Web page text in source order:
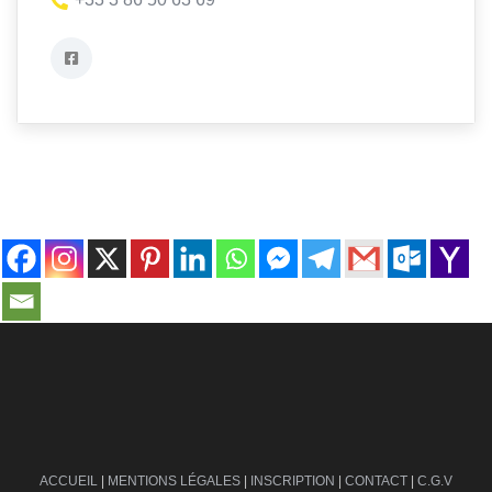
ACCUEIL | MENTIONS LÉGALES | INSCRIPTION | CONTACT | C.G.V